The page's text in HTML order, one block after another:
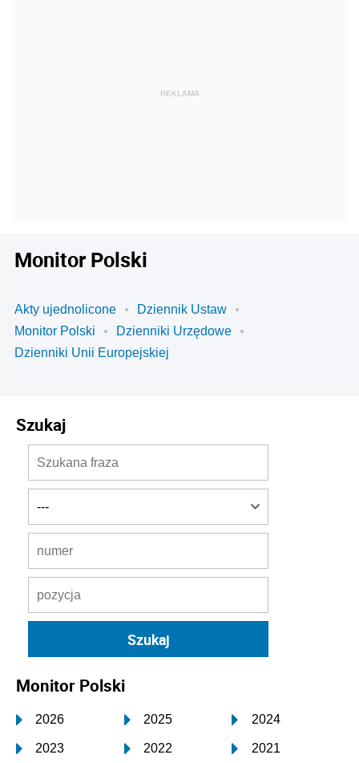
Monitor Polski
Akty ujednolicone
Dziennik Ustaw
Monitor Polski
Dzienniki Urzędowe
Dzienniki Unii Europejskiej
Szukaj
Monitor Polski
2026 2025 2024
2023 2022 2021